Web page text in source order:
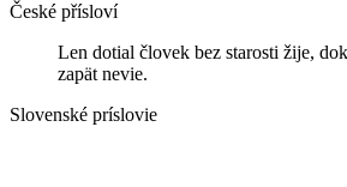
České přísloví
Len dotial človek bez starosti žije,
zapät nevie.
Slovenské príslovie